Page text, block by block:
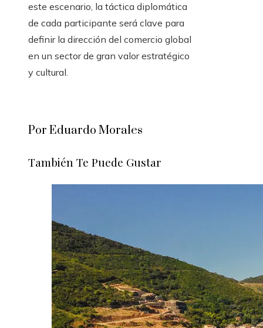
este escenario, la táctica diplomática
de cada participante será clave para
definir la dirección del comercio global
en un sector de gran valor estratégico
y cultural.
Por Eduardo Morales
También Te Puede Gustar